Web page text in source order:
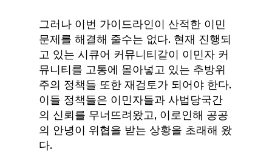
그러나 이번 가이드라인이 산적한 이민
문제를 해결해 줄수는 없다. 현재 진행되
고 있는 시큐어 커뮤니티같이 이민자 커
뮤니티를 고통에 몰아넣고 있는 추방위
주의 정책들 또한 재검토가 되어야 한다.
이들 정책들은 이민자들과 사법당국간
의 신뢰를 무너뜨려왔고, 이로인해 공공
의 안녕이 위협을 받는 상황을 초래해 왔
다.